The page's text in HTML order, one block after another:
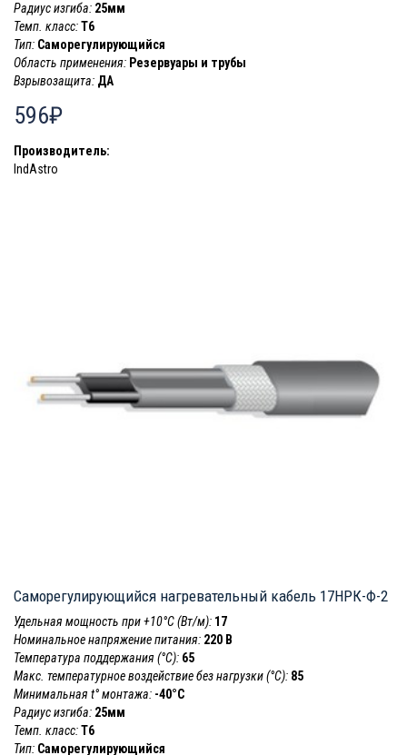
Радиус изгиба: 25мм
Темп. класс:T6
Тип: Саморегулирующийся
Область применения: Резервуары и трубы
Взрывозащита: ДА
596₽
Производитель:
IndAstro
Саморегулирующийся нагревательный кабель 17НРК-Ф-2
Удельная мощность при +10°С (Вт/м): 17
Номинальное напряжение питания: 220 В
Температура поддержания (°С): 65
Макс. температурное воздействие без нагрузки (°С): 85
Минимальная t° монтажа: -40°С
Радиус изгиба: 25мм
Темп. класс:T6
Тип: Саморегулирующийся